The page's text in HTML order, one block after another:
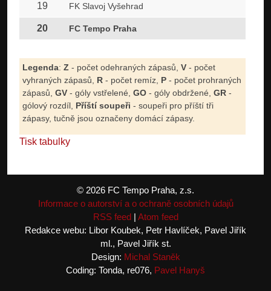
19 FK Slavoj Vyšehrad
20 FC Tempo Praha
Legenda: Z - počet odehraných zápasů, V - počet
vyhraných zápasů, R - počet remíz, P - počet prohraných
zápasů, GV - góly vstřelené, GO - góly obdržené, GR -
gólový rozdíl, Příští soupeři - soupeři pro příští tři
zápasy, tučně jsou označeny domácí zápasy.
Tisk tabulky
© 2026 FC Tempo Praha, z.s.
Informace o autorství a o ochraně osobních údajů
RSS feed| Atom feed
Redakce webu: Libor Koubek, Petr Havlíček, Pavel Jiřík
ml., Pavel Jiřík st.
Design: Michal Staněk
Coding: Tonda, re076, Pavel Hanyš